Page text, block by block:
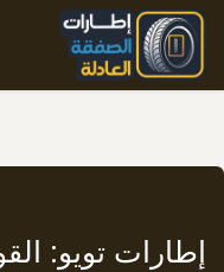
تخطي للذهاب إلى المحتوى
إطارات تويو: